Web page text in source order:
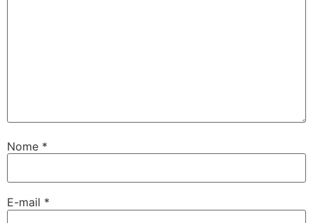
Nome *
E-mail *